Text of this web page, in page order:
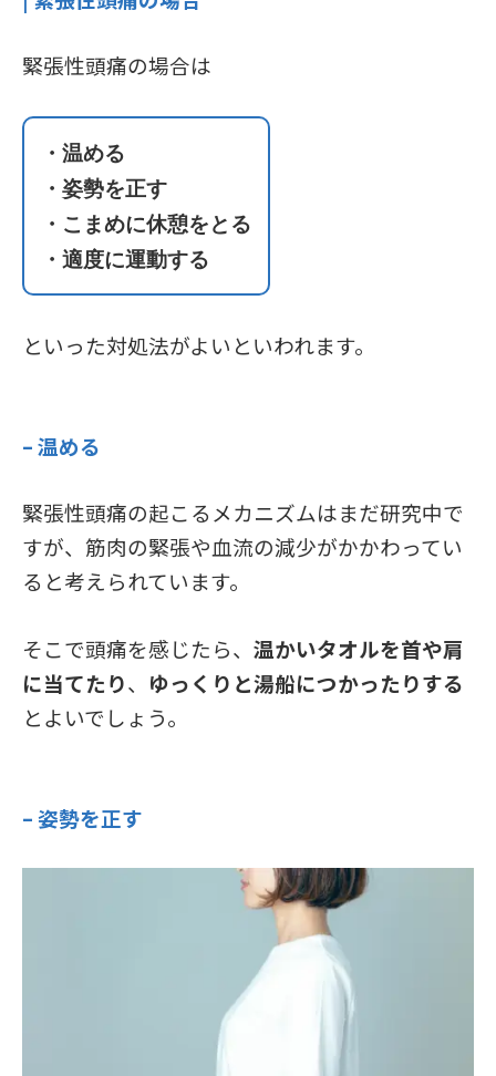
緊張性頭痛の場合は
・温める
・姿勢を正す
・こまめに休憩をとる
・適度に運動する
といった対処法がよいといわれます。
– 温める
緊張性頭痛の起こるメカニズムはまだ研究中で
すが、筋肉の緊張や血流の減少がかかわってい
ると考えられています。
そこで頭痛を感じたら、 温かいタオルを首や肩
に当てたり、 ゆっくりと湯船につかったりする
とよいでしょう。
– 姿勢を正す